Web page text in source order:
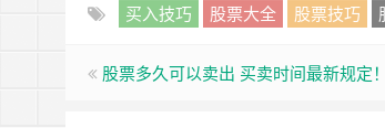
买入技巧 股票大全 股票技巧
股票多久可以卖出 买卖时间最新规定！